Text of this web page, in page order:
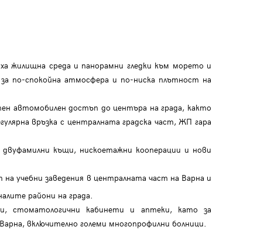
жилищна среда и панорамни гледки към морето и
по-спокойна атмосфера и по-ниска плътност на
автомобилен достъп до центъра на града, както
връзка с централната градска част, ЖП гара
къщи, нискоетажни кооперации и нови
учебни заведения в централната част на Варна и
райони на града.
стоматологични кабинети и аптеки, като за
включително големи многопрофилни болници.